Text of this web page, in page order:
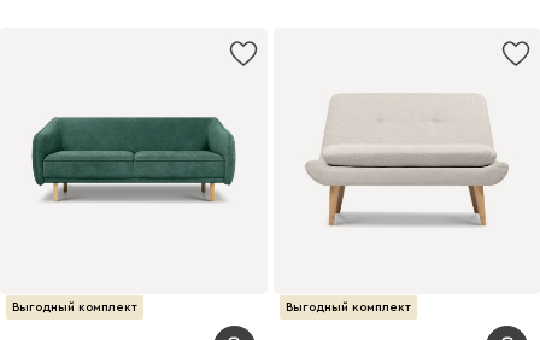
Выгодный комплект Выгодный комплект